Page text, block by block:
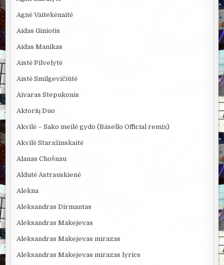
Agnė Vaitekėnaitė
Aidas Giniotis
Aidas Manikas
Aistė Pilvelytė
Aistė Smilgevičiūtė
Aivaras Stepukonis
Aktorių Duo
Akvilė – Sako meilė gydo (Bäsello Official remix)
Akvilė Staražinskaitė
Alanas Chošnau
Aldutė Astrauskienė
Alekna
Aleksandras Dirmantas
Aleksandras Makejevas
Aleksandras Makejevas mirazas
Aleksandras Makejevas mirazas lyrics